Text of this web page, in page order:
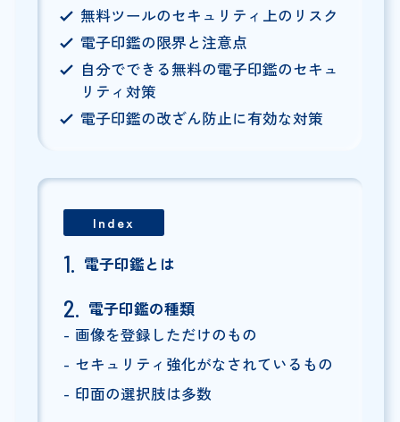
無料ツールのセキュリティ上のリスク
電子印鑑の限界と注意点
自分でできる無料の電子印鑑のセキュ
リティ対策
電子印鑑の改ざん防止に有効な対策
Index
電子印鑑とは
電子印鑑の種類
画像を登録しただけのもの
セキュリティ強化がなされているもの
印面の選択肢は多数